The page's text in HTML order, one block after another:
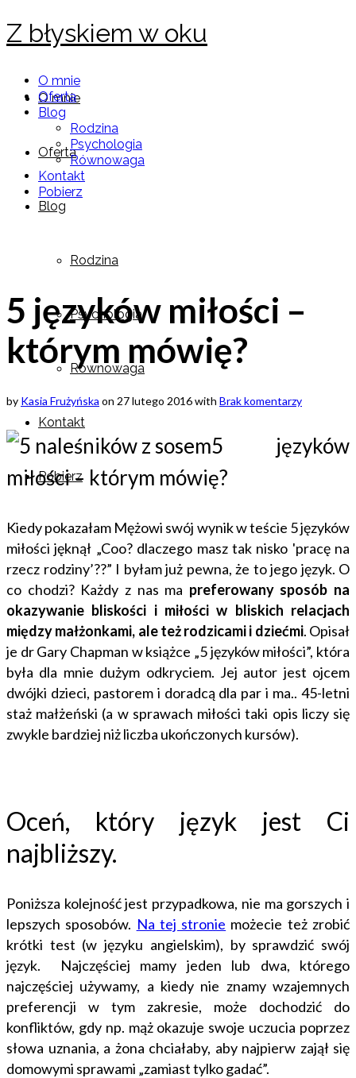
Z błyskiem w oku
O mnie
Oferta
Blog
Rodzina
Psychologia
Równowaga
Kontakt
Pobierz
O mnie
Oferta
Blog
Rodzina
Psychologia
Równowaga
Kontakt
Pobierz
5 języków miłości –
którym mówię?
by Kasia Frużyńska on 27 lutego 2016with Brak komentarzy
5 języków
miłości – którym mówię?
Kiedy pokazałam Mężowi swój wynik w teście 5 języków
miłości jęknął „Coo? dlaczego masz tak nisko 'pracę na
rzecz rodziny’??” I byłam już pewna, że to jego język. O
co chodzi? Każdy z nas ma preferowany sposób na
okazywanie bliskości i miłości w bliskich relacjach
między małżonkami, ale też rodzicami i dziećmi. Opisał
je dr Gary Chapman w książce „5 języków miłości”, która
była dla mnie dużym odkryciem. Jej autor jest ojcem
dwójki dzieci, pastorem i doradcą dla par i ma.. 45-letni
staż małżeński (a w sprawach miłości taki opis liczy się
zwykle bardziej niż liczba ukończonych kursów).
Oceń, który język jest Ci
najbliższy.
Poniższa kolejność jest przypadkowa, nie ma gorszych i
lepszych sposobów. Na tej stronie możecie też zrobić
krótki test (w języku angielskim), by sprawdzić swój
język. Najczęściej mamy jeden lub dwa, którego
najczęściej używamy, a kiedy nie znamy wzajemnych
preferencji w tym zakresie, może dochodzić do
konfliktów, gdy np. mąż okazuje swoje uczucia poprzez
słowa uznania, a żona chciałaby, aby najpierw zajął się
domowymi sprawami „zamiast tylko gadać”.